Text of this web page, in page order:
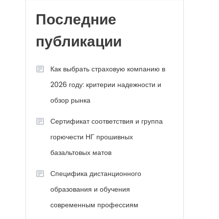
Последние
публикации
Как выбрать страховую компанию в
2026 году: критерии надежности и
обзор рынка
Сертификат соответствия и группа
горючести НГ прошивных
базальтовых матов
Специфика дистанционного
образования и обучения
современным профессиям